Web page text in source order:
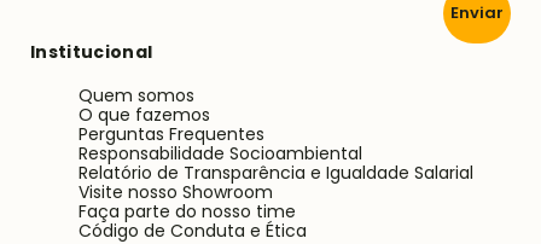
Institucional
Quem somos
O que fazemos
Perguntas Frequentes
Responsabilidade Socioambiental
Relatório de Transparência e Igualdade Salarial
Visite nosso Showroom
Faça parte do nosso time
Código de Conduta e Ética
Enviar